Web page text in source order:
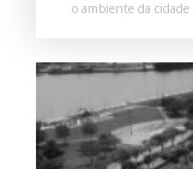
o ambiente da cidade